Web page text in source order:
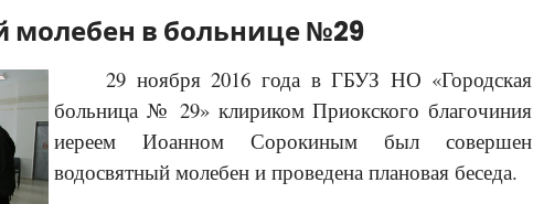
молебен в больнице №29
29 ноября 2016 года в ГБУЗ НО «Городская
больница № 29» клириком Приокского благочиния
иереем Иоанном Сорокиным был совершен
водосвятный молебен и проведена плановая беседа.